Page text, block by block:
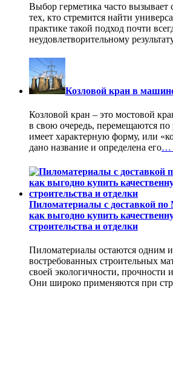
Выбор герметика часто вызывает
тех, кто стремится найти
практике такой подход почти
неудовлетворительному
Козловой кран в
Козловой кран – это мостовой
в свою очередь, перемещаются
имеет характерную форму, или
дано название и определена его…
Пиломатериалы с доставкой по
как выгодно купить
строительства и отделки
Пиломатериалы остаются одним
востребованных строительных
своей экологичности, прочности
Они широко применяются при